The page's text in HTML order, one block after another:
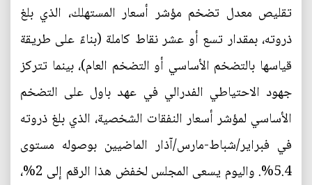
تقليص معدل تضخم مؤشر أسعار المستهلك، الذي بلغ
ذروته، بمقدار تسع أو عشر نقاط كاملة (بناءً على طريقة
قياسها بالتضخم الأساسي أو التضخم العام)، بينما تتركز
جهود الاحتياطي الفدرالي في عهد باول على التضخم
الأساسي لمؤشر أسعار النفقات الشخصية، الذي بلغ ذروته
في فبراير/شباط-مارس/آذار الماضيين بوصوله مستوى
5.4%. واليوم يسعى المجلس لخفض هذا الرقم إلى 2%،